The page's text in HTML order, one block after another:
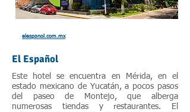
elespanol.com.mx
El Español
Este hotel se encuentra en Mérida, en el
estado mexicano de Yucatán, a pocos pasos
del paseo de Montejo, que alberga
numerosas tiendas y restaurantes. El